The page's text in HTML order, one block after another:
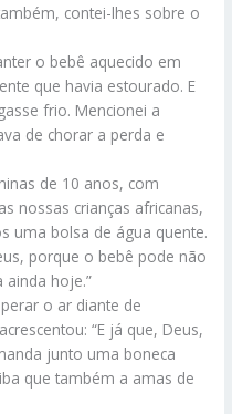
contei-lhes sobre o
o bebê aquecido em
que havia estourado. E
frio. Mencionei a
de chorar a perda e
de 10 anos, com
nossas crianças africanas,
uma bolsa de água quente.
porque o bebê pode não
ainda hoje.”
o ar diante de
“E já que, Deus,
junto uma boneca
que também a amas de